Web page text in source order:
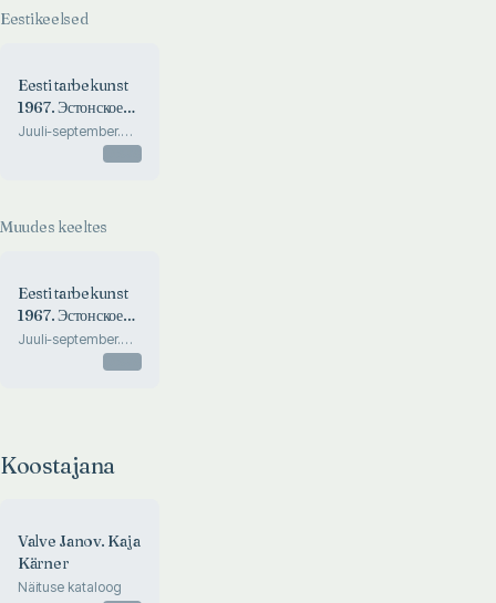
Eestikeelsed
Eesti tarbekunst
1967. Эстонское
прикладное
Juuli-september.
Июль-сентябрь
Muudes keeltes
Eesti tarbekunst
1967. Эстонское
прикладное
Juuli-september.
Июль-сентябрь
Koostajana
Valve Janov. Kaja
Kärner
Näituse kataloog